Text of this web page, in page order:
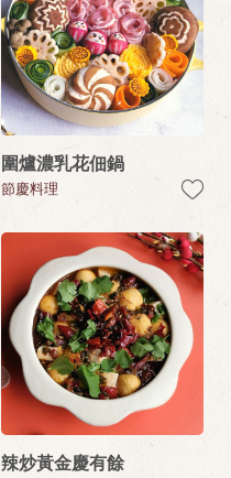
圍爐濃乳花佃鍋
節慶料理
辣炒黃金慶有餘